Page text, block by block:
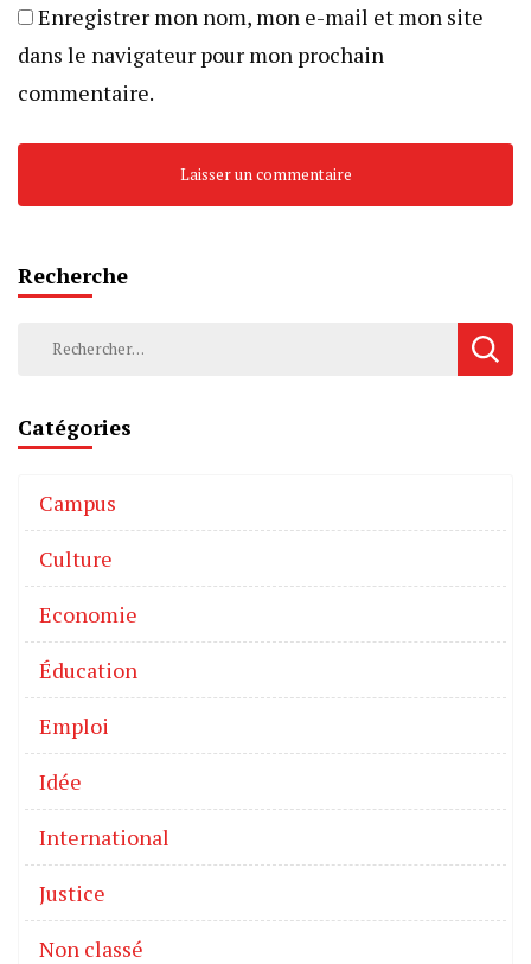
Enregistrer mon nom, mon e-mail et mon site
dans le navigateur pour mon prochain
commentaire.
Recherche
Catégories
Campus
Culture
Economie
Éducation
Emploi
Idée
International
Justice
Non classé